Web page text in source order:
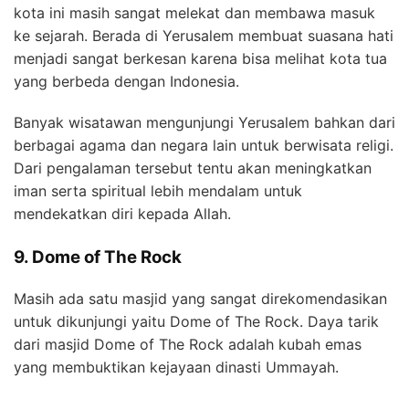
kota ini masih sangat melekat dan membawa masuk
ke sejarah. Berada di Yerusalem membuat suasana hati
menjadi sangat berkesan karena bisa melihat kota tua
yang berbeda dengan Indonesia.
Banyak wisatawan mengunjungi Yerusalem bahkan dari
berbagai agama dan negara lain untuk berwisata religi.
Dari pengalaman tersebut tentu akan meningkatkan
iman serta spiritual lebih mendalam untuk
mendekatkan diri kepada Allah.
9. Dome of The Rock
Masih ada satu masjid yang sangat direkomendasikan
untuk dikunjungi yaitu Dome of The Rock. Daya tarik
dari masjid Dome of The Rock adalah kubah emas
yang membuktikan kejayaan dinasti Ummayah.